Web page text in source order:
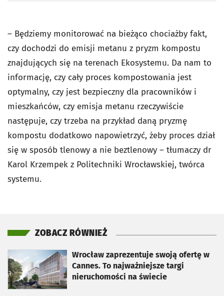
– Będziemy monitorować na bieżąco chociażby fakt,
czy dochodzi do emisji metanu z pryzm kompostu
znajdujących się na terenach Ekosystemu. Da nam to
informację, czy cały proces kompostowania jest
optymalny, czy jest bezpieczny dla pracowników i
mieszkańców, czy emisja metanu rzeczywiście
następuje, czy trzeba na przykład daną pryzmę
kompostu dodatkowo napowietrzyć, żeby proces dział
się w sposób tlenowy a nie beztlenowy – tłumaczy dr
Karol Krzempek z Politechniki Wrocławskiej, twórca
systemu.
ZOBACZ RÓWNIEŻ
Wrocław zaprezentuje swoją ofertę w
Cannes. To najważniejsze targi
nieruchomości na świecie
otworzy się w nowej karcie